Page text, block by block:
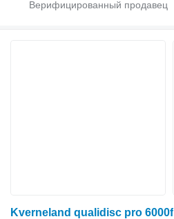
Kverneland qualidisc pro 6000f